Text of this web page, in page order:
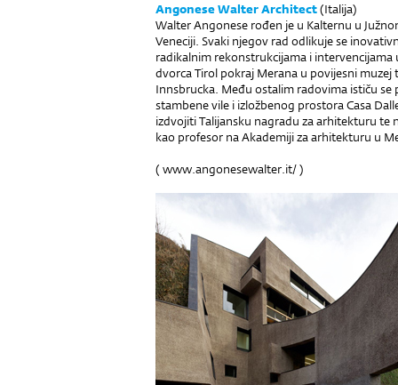
Angonese Walter Architect(Italija)
Walter Angonese rođen je u Kalternu u
Veneciji. Svaki njegov rad odlikuje se
radikalnim rekonstrukcijama i
dvorca Tirol pokraj Merana u povijesni
Innsbrucka. Među ostalim radovima ističu
stambene vile i izložbenog prostora Casa
izdvojiti Talijansku nagradu za arhitekturu
kao profesor na Akademiji za arhitekturu u
( www.angonesewalter.it/)